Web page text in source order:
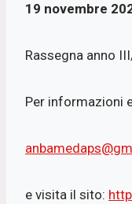
19 novembre
Rassegna anno
Per informazioni
e visita il sito: